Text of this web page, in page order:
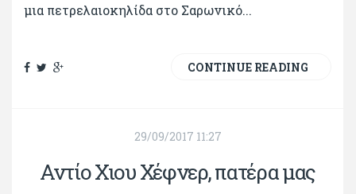
μια πετρελαιοκηλίδα στο Σαρωνικό...
CONTINUE READING
29/09/2017 11:27
Αντίο Χιου Χέφνερ, πατέρα μας